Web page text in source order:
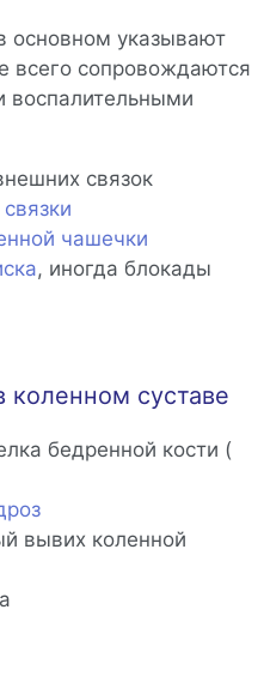
указывают
всего сопровождаются
воспалительными
связок
чашечки
, иногда блокады
суставе
бедренной кости (
вывих коленной